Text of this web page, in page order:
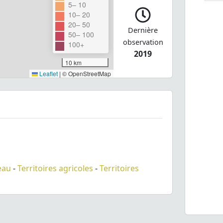
5– 10
10– 20
20– 50
50– 100
100+
10 km
Leaflet | © OpenStreetMap
Dernière
observation
2019
-Territoires agricoles -Territoires